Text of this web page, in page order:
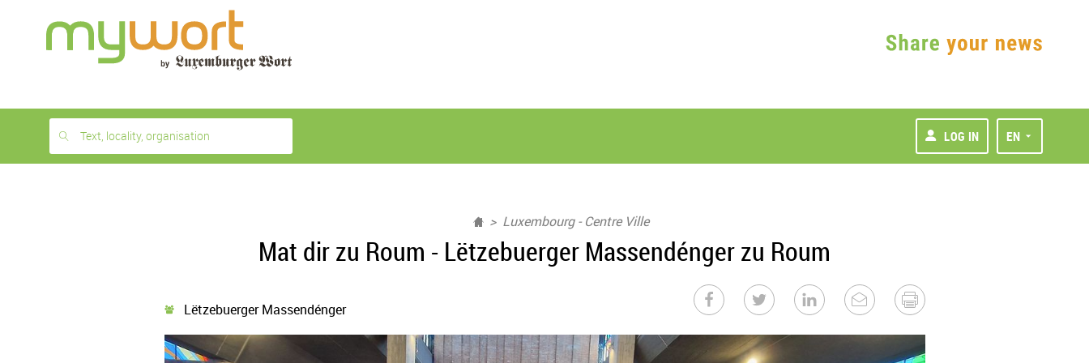
month
free
Text, locality, organisation LOG IN EN
Luxembourg - Centre Ville
Mat dir zu Roum - Lëtzebuerger Massendénger zu Roum
Lëtzebuerger Massendénger